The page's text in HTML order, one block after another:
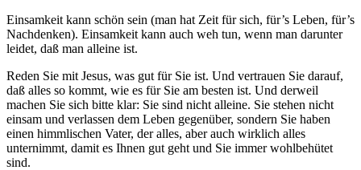
Einsamkeit kann schön sein (man hat Zeit für sich, für’s Leben, für’s
Nachdenken). Einsamkeit kann auch weh tun, wenn man darunter
leidet, daß man alleine ist.
Reden Sie mit Jesus, was gut für Sie ist. Und vertrauen Sie darauf,
daß alles so kommt, wie es für Sie am besten ist. Und derweil
machen Sie sich bitte klar: Sie sind nicht alleine. Sie stehen nicht
einsam und verlassen dem Leben gegenüber, sondern Sie haben
einen himmlischen Vater, der alles, aber auch wirklich alles
unternimmt, damit es Ihnen gut geht und Sie immer wohlbehütet
sind.